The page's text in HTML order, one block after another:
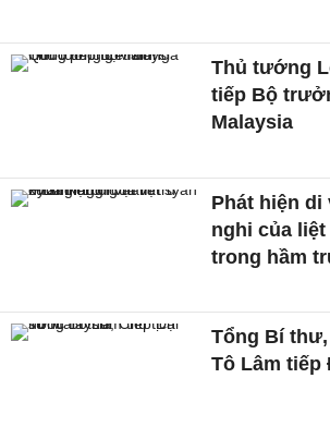
Thủ tướng
tiếp Bộ
Malaysia
Phát hiện
nghi của
trong hầm
Tổng Bí
Tô Lâm tiếp